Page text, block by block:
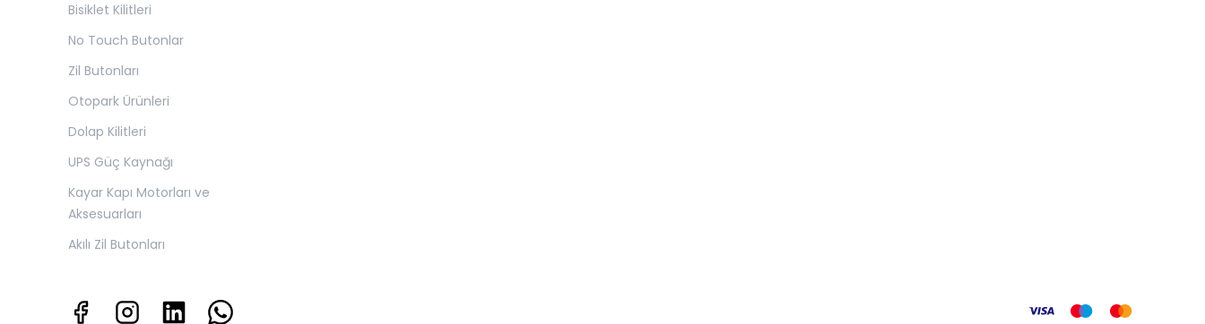
Bisiklet Kilitleri
No Touch Butonlar
Zil Butonları
Otopark Ürünleri
Dolap Kilitleri
UPS Güç Kaynağı
Kayar Kapı Motorları ve
Aksesuarları
Akılı Zil Butonları